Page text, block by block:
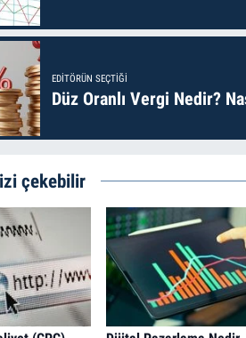
EDITÖRÜN SEÇTIĞI
Düz Oranlı Vergi Nedir?
çekebilir